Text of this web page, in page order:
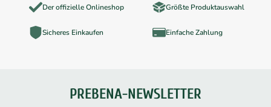
Der offizielle Onlineshop Größte Produktauswahl
Sicheres Einkaufen Einfache Zahlung
PREBENA-NEWSLETTER